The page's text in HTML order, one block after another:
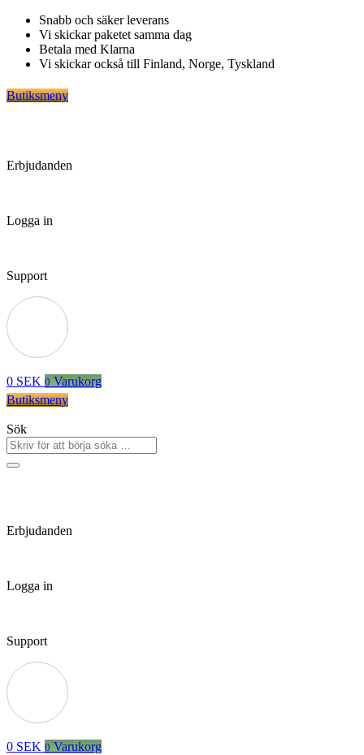
Hoppa
innehåll
Snabb och säker leverans
Vi skickar paketet samma dag
Betala med Klarna
Vi skickar också till Finland, Norge, Tyskland
Butiksmeny
Erbjudanden
Logga in
Support
0 SEK 0 Varukorg
Butiksmeny
Sök
Erbjudanden
Logga in
Support
0 SEK 0 Varukorg